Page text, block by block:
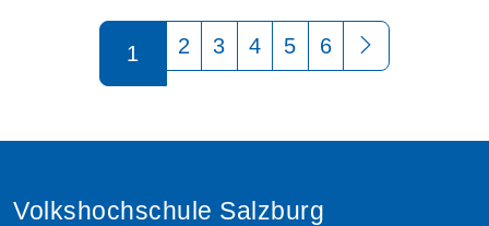
Seite 1 von 6
1 2 3 4 5 6
Volkshochschule Salzburg